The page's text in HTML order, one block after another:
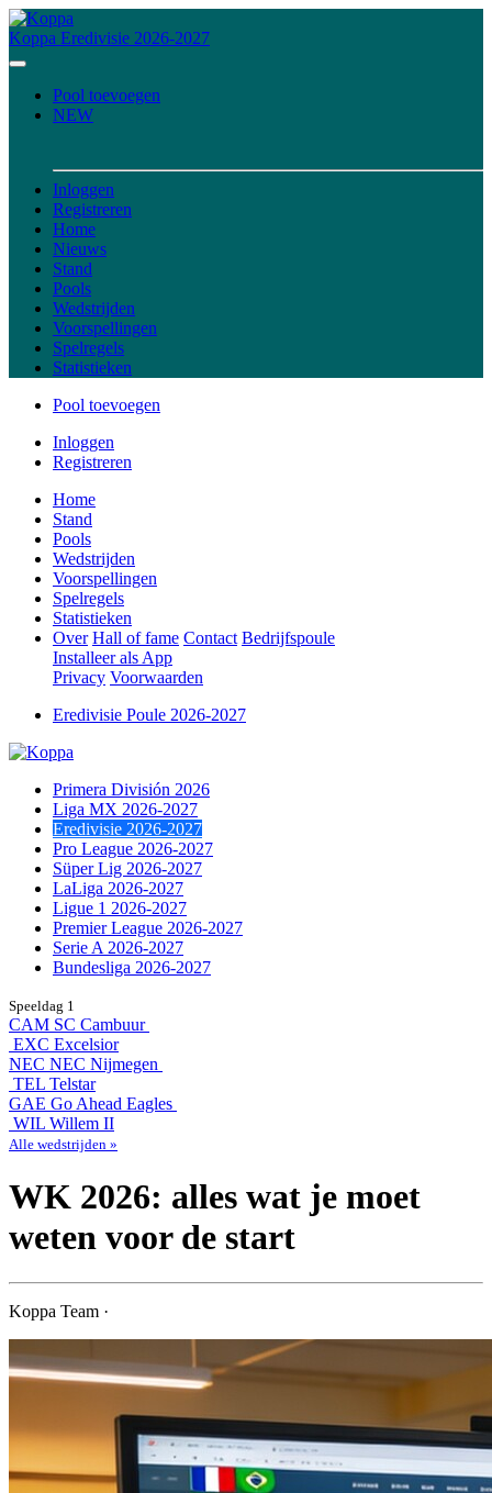
Koppa Eredivisie 2026-2027
Pool toevoegen
NEW
Inloggen
Registreren
Home
Nieuws
Stand
Pools
Wedstrijden
Voorspellingen
Spelregels
Statistieken
Pool toevoegen
Inloggen
Registreren
Home
Stand
Pools
Wedstrijden
Voorspellingen
Spelregels
Statistieken
Over Hall of fame Contact Bedrijfspoule
Installeer als App
Privacy Voorwaarden
Eredivisie Poule 2026-2027
Primera División 2026
Liga MX 2026-2027
Eredivisie 2026-2027
Pro League 2026-2027
Süper Lig 2026-2027
LaLiga 2026-2027
Ligue 1 2026-2027
Premier League 2026-2027
Serie A 2026-2027
Bundesliga 2026-2027
Speeldag 1
CAM SC Cambuur
EXC Excelsior
NEC NEC Nijmegen
TEL Telstar
GAE Go Ahead Eagles
WIL Willem II
Alle wedstrijden »
WK 2026: alles wat je moet
weten voor de start
Koppa Team ·